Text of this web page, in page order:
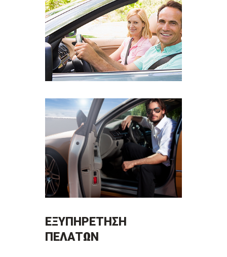
ΕΞΥΠΗΡΕΤΗΣΗ
ΠΕΛΑΤΩΝ